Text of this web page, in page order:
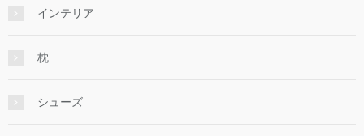
インテリア
枕
シューズ